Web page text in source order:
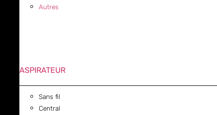
Autres
ASPIRATEUR
Sans fil
Central